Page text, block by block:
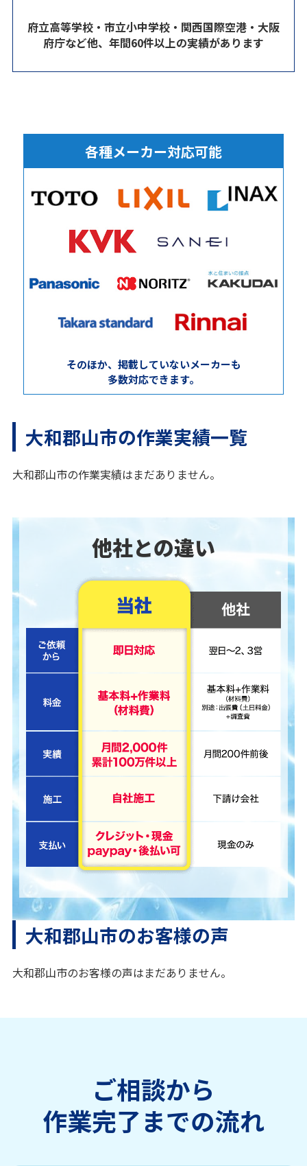
府立高等学校・市立小中学校・関西国際空港・大阪
府庁など他、年間60件以上の実績があります
各種メーカー対応可能
そのほか、掲載していないメーカーも
多数対応できます。
大和郡山市の作業実績一覧
大和郡山市の作業実績はまだありません。
他社との違い
大和郡山市のお客様の声
大和郡山市のお客様の声はまだありません。
ご相談から
作業完了までの流れ